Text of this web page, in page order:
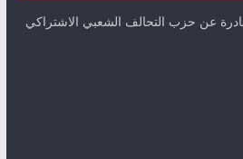
عن حزب التحالف الشعبي الاشتراكي